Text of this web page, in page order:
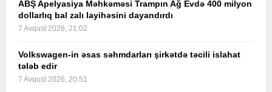
ABŞ Apelyasiya Məhkəməsi Trampın Ağ Evdə 400 milyon
dollarlıq bal zalı layihəsini dayandırdı
7 Avqust 2026, 21:02
Volkswagen-in əsas səhmdarları şirkətdə təcili islahat
tələb edir
7 Avqust 2026, 20:51